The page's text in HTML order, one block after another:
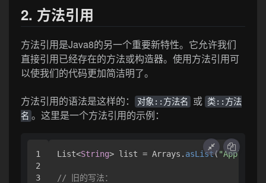
2. 方法引用
方法引用是Java8的另一个重要新特性。它允许我们
直接引用已经存在的方法或构造器。使用方法引用可
以使我们的代码更加简洁明了。
方法引用的语法是这样的： 对象::方法名 或 类::方法
名 。这里是一个方法引用的示例：
1
2
3
List<String> list = Arrays. asList("Apple"
// 旧的写法：